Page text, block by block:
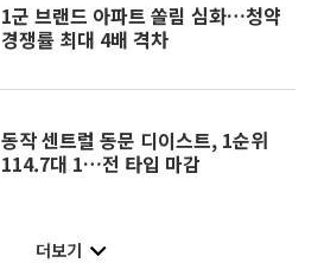
1군 브랜드 아파트 쏠림 심화…청약
경쟁률 최대 4배 격차
동작 센트럴 동문 디이스트, 1순위
114.7대 1…전 타입 마감
더보기